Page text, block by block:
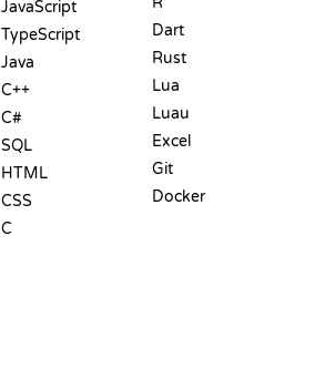
JavaScript
TypeScript
Java
C++
C#
SQL
HTML
CSS
C
Dart
Rust
Lua
Luau
Excel
Git
Docker